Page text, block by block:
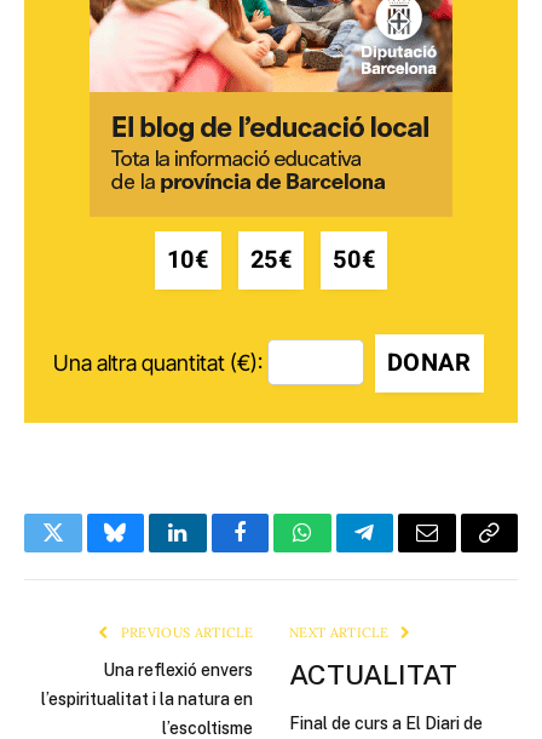
10€ 25€ 50€
Una altra quantitat (€): DONAR
TwitterBlueskyLinkedInFacebookWhatsAppTelegramEmail Copy
PREVIOUS ARTICLE
Una reflexió envers
l’espiritualitat i la natura en
l’escoltisme
NEXT ARTICLE
ACTUALITAT
Final de curs a El Diari de